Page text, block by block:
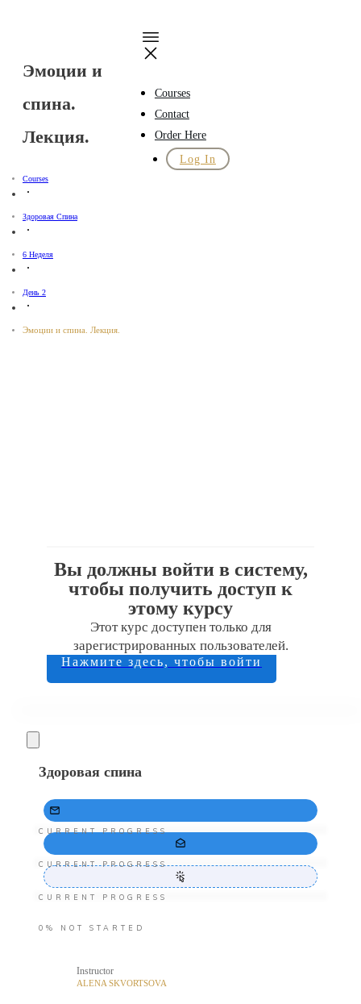
Courses
Contact
Order Here
Log In
Эмоции и
спина.
Лекция.
Courses
Здоровая Спина
6 Неделя
День 2
Эмоции и спина. Лекция.
Вы должны войти в систему,
чтобы получить доступ к
этому курсу
Этот курс доступен только для
зарегистрированных пользователей.
Нажмите здесь, чтобы войти
Здоровая спина
CURRENT PROGRESS
CURRENT PROGRESS
CURRENT PROGRESS
0% NOT STARTED
Instructor
ALENA SKVORTSOVA